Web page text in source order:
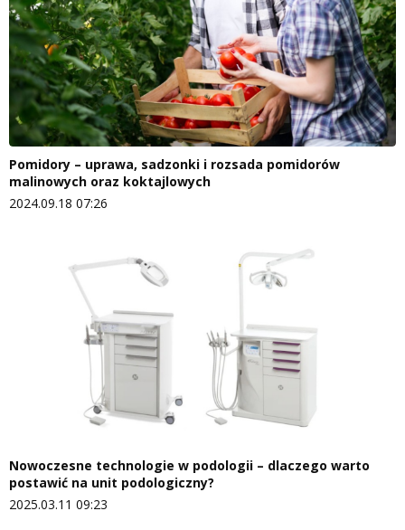
Pomidory – uprawa, sadzonki i rozsada pomidorów
malinowych oraz koktajlowych
2024.09.18 07:26
Nowoczesne technologie w podologii – dlaczego warto
postawić na unit podologiczny?
2025.03.11 09:23